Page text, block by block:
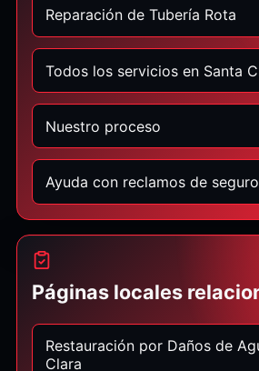
Reparación de Tubería Rota
Todos los servicios en Santa
Nuestro proceso
Ayuda con reclamos de seguro
Páginas locales
Restauración por Daños de
Clara